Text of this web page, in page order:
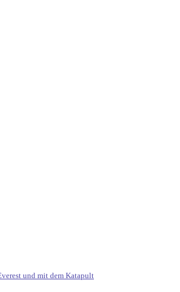
und mit dem Katapult